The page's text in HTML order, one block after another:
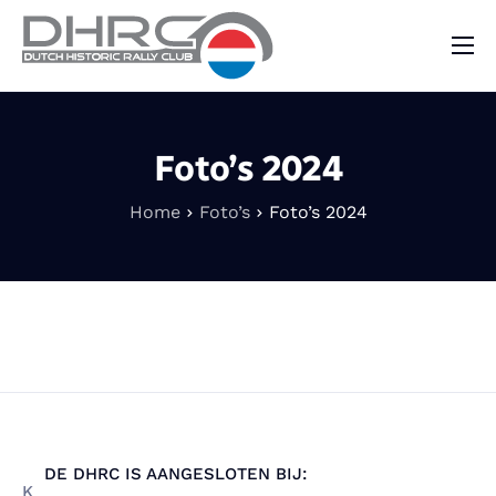
Vraag & AanbodFoto’s 2024
Home Foto’s Foto’s 2024
K
DE DHRC IS AANGESLOTEN BIJ: